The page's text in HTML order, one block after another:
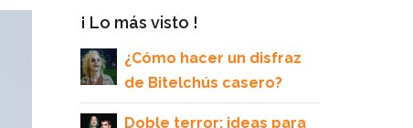
¡ Lo más visto !
¿Cómo hacer un disfraz
de Bitelchús casero?
Doble terror: ideas para